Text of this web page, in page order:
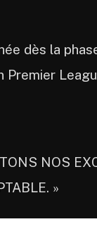
dès la
Premier
NOS
»